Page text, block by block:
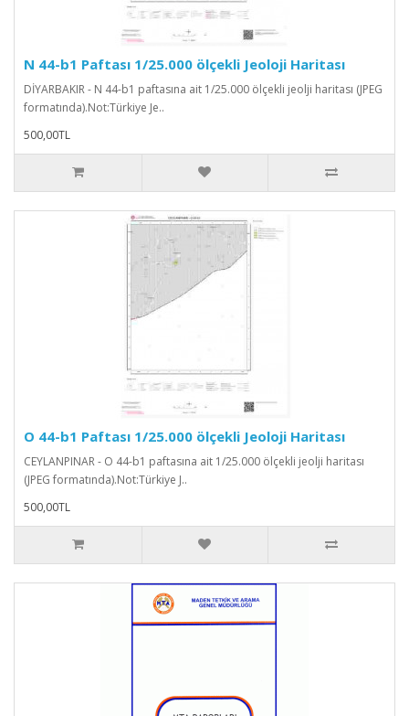
N 44-b1 Paftası 1/25.000 ölçekli Jeoloji Haritası
DİYARBAKIR - N 44-b1 paftasına ait 1/25.000 ölçekli jeolji haritası (JPEG
formatında).Not:Türkiye Je..
500,00TL
O 44-b1 Paftası 1/25.000 ölçekli Jeoloji Haritası
CEYLANPINAR - O 44-b1 paftasına ait 1/25.000 ölçekli jeolji haritası
(JPEG formatında).Not:Türkiye J..
500,00TL